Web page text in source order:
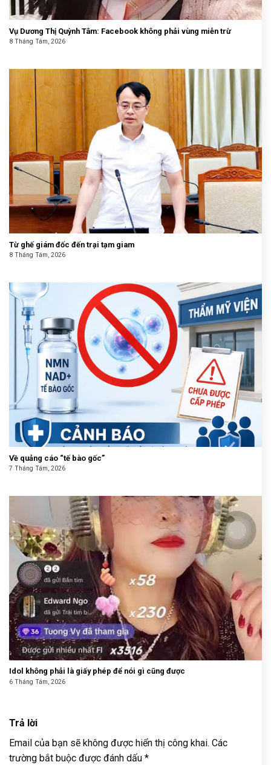
Vụ Dương Thị Quỳnh Tâm: Facebook không phải vùng miễn trừ
8 Tháng Tám, 2026
Từ ghế giám đốc đến trại tạm giam
8 Tháng Tám, 2026
Về quảng cáo “tế bào gốc”
7 Tháng Tám, 2026
Idol không phải là giấy phép để nói gì cũng được
6 Tháng Tám, 2026
Trả lời
Email của bạn sẽ không được hiển thị công khai. Các
trường bắt buộc được đánh dấu *